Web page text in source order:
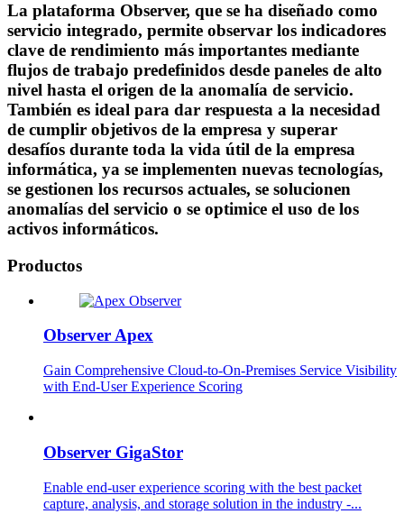
La plataforma Observer, que se ha diseñado como
servicio integrado, permite observar los indicadores
clave de rendimiento más importantes mediante
flujos de trabajo predefinidos desde paneles de alto
nivel hasta el origen de la anomalía de servicio.
También es ideal para dar respuesta a la necesidad
de cumplir objetivos de la empresa y superar
desafíos durante toda la vida útil de la empresa
informática, ya se implementen nuevas tecnologías,
se gestionen los recursos actuales, se solucionen
anomalías del servicio o se optimice el uso de los
activos informáticos.
Productos
Observer Apex
Gain Comprehensive Cloud-to-On-Premises Service Visibility
with End-User Experience Scoring
Observer GigaStor
Enable end-user experience scoring with the best packet
capture, analysis, and storage solution in the industry -...